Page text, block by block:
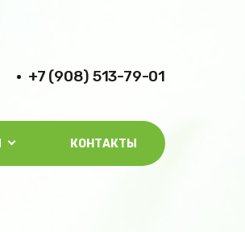
+7 (908) 513-79-01
КОНТАКТЫ